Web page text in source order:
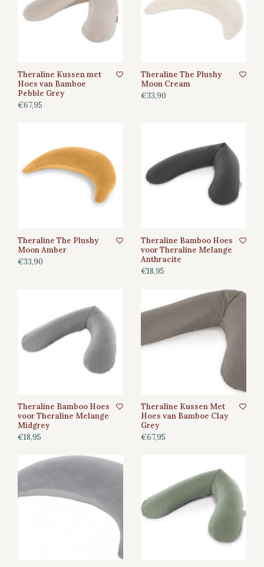
Theraline Kussen met
Hoes van Bamboe
Pebble Grey
€67,95
Theraline The Plushy
Moon Cream
€33,90
Theraline The Plushy
Moon Amber
€33,90
Theraline Bamboo Hoes
voor Theraline Melange
Anthracite
€18,95
Theraline Bamboo Hoes
voor Theraline Melange
Midgrey
€18,95
Theraline Kussen Met
Hoes van Bamboe Clay
Grey
€67,95